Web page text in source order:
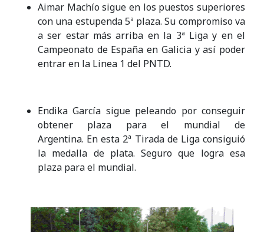
Aimar Machío sigue en los puestos superiores
con una estupenda 5ª plaza. Su compromiso va
a ser estar más arriba en la 3ª Liga y en el
Campeonato de España en Galicia y así poder
entrar en la Linea 1 del PNTD.
Endika García sigue peleando por conseguir
obtener plaza para el mundial de
Argentina. En esta 2ª Tirada de Liga consiguió
la medalla de plata. Seguro que logra esa
plaza para el mundial.